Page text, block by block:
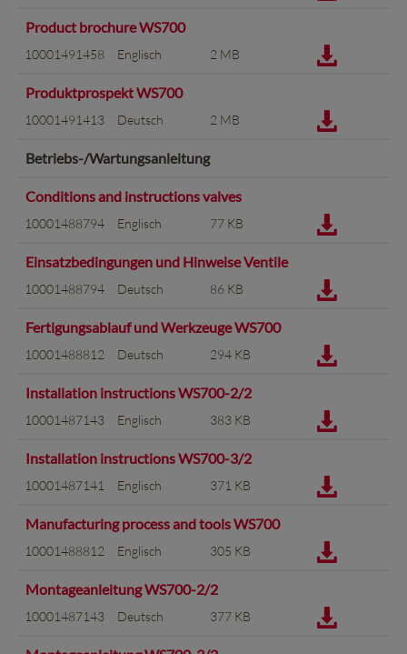
Product brochure WS700
10001491458 Englisch 2 MB
Produktprospekt WS700
10001491413 Deutsch 2 MB
Betriebs-/Wartungsanleitung
Conditions and instructions valves
10001488794 Englisch 77 KB
Einsatzbedingungen und Hinweise Ventile
10001488794 Deutsch 86 KB
Fertigungsablauf und Werkzeuge WS700
10001488812 Deutsch 294 KB
Installation instructions WS700-2/2
10001487143 Englisch 383 KB
Installation instructions WS700-3/2
10001487141 Englisch 371 KB
Manufacturing process and tools WS700
10001488812 Englisch 305 KB
Montageanleitung WS700-2/2
10001487143 Deutsch 377 KB